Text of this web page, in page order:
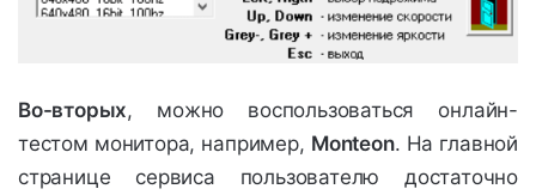
Во-вторых, можно воспользоваться онлайн-
тестом монитора, например, Monteon. На главной
странице сервиса пользователю достаточно